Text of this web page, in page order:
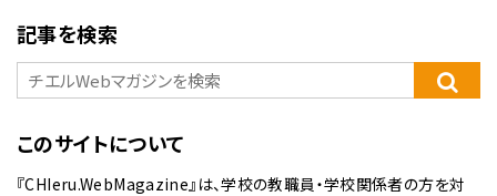
記事を検索
このサイトについて
『CHIeru.WebMagazine』は、学校の教職員・学校関係者の方を対